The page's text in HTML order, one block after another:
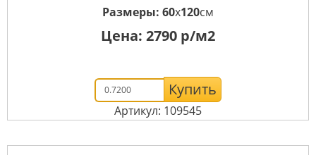
Размеры: 60x120см
Цена: 2790 р/м2
Купить
Артикул: 109545